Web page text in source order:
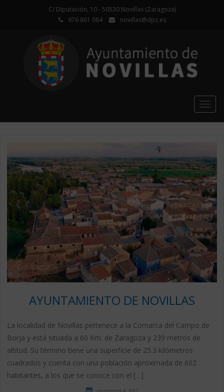
C/ Diputación, 10 - 50530 Novillas (Zaragoza)
976 861 084
novillas@dpz.es
AYUNTAMIENTO DE NOVILLAS
La localidad de Novillas pertenece a la Comarca del Campo de
Borja y está situada a 60 Km. de Zaragoza y 239 metros de
altitud. Su término tiene una superficie de 25.3 kilómetros
cuadrados y cuenta con una población aproximada de 602
habitantes, a los que se conoce con el […]